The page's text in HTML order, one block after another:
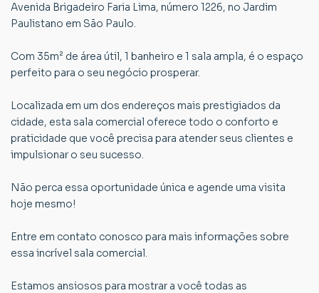
Avenida Brigadeiro Faria Lima, número 1226, no Jardim
Paulistano em São Paulo.
Com 35m² de área útil, 1 banheiro e 1 sala ampla, é o espaço
perfeito para o seu negócio prosperar.
Localizada em um dos endereços mais prestigiados da
cidade, esta sala comercial oferece todo o conforto e
praticidade que você precisa para atender seus clientes e
impulsionar o seu sucesso.
Não perca essa oportunidade única e agende uma visita
hoje mesmo!
Entre em contato conosco para mais informações sobre
essa incrível sala comercial.
Estamos ansiosos para mostrar a você todas as